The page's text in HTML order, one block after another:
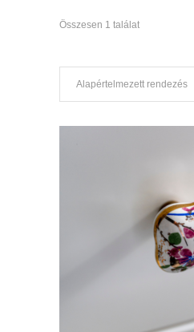
Összesen 1 találat
Alapértelmezett rendezés